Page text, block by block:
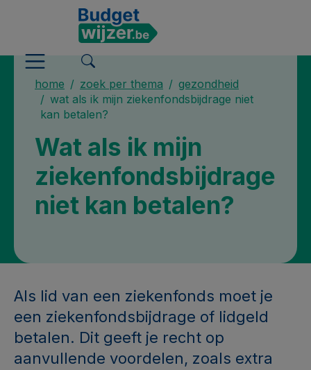
home zoek per thema
gezondheid
wat als ik mijn ziekenfondsbijdrage niet
kan betalen?
Wat als ik mijn
ziekenfondsbijdrage
niet kan betalen?
Als lid van een ziekenfonds moet je
een ziekenfondsbijdrage of lidgeld
betalen. Dit geeft je recht op
aanvullende voordelen, zoals extra